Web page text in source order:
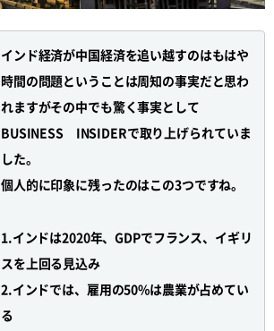
インド経済が中国経済を追い越すのはもはや
時間の問題ということは周知の事実だと思わ
れますがその中でも驚く事実として
BUSINESS INSIDERで取り上げられていま
した。
個人的に印象に残ったのはこの3つですね。
1.インドは2020年、GDPでフランス、イギリ
スを上回る見込み
2.インドでは、雇用の50%は農業が占めてい
る